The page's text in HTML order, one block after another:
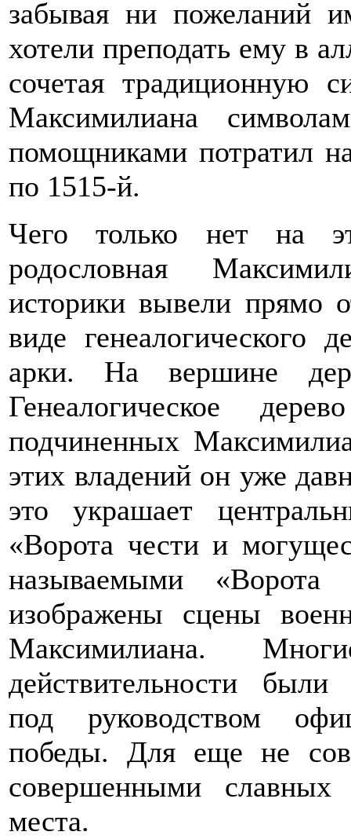
забывая ни пожеланий
хотели преподать ему в
сочетая традиционную
Максимилиана
помощниками потратил
по 1515-й.
Чего только нет на
родословная
историки вывели прямо
виде генеалогического
арки. На вершине
Генеалогическое
подчиненных
этих владений он уже
это украшает
«Ворота чести и
называемыми
изображены сцены
Максимилиана.
действительности
под руководством
победы. Для еще не
совершенными славных
места.